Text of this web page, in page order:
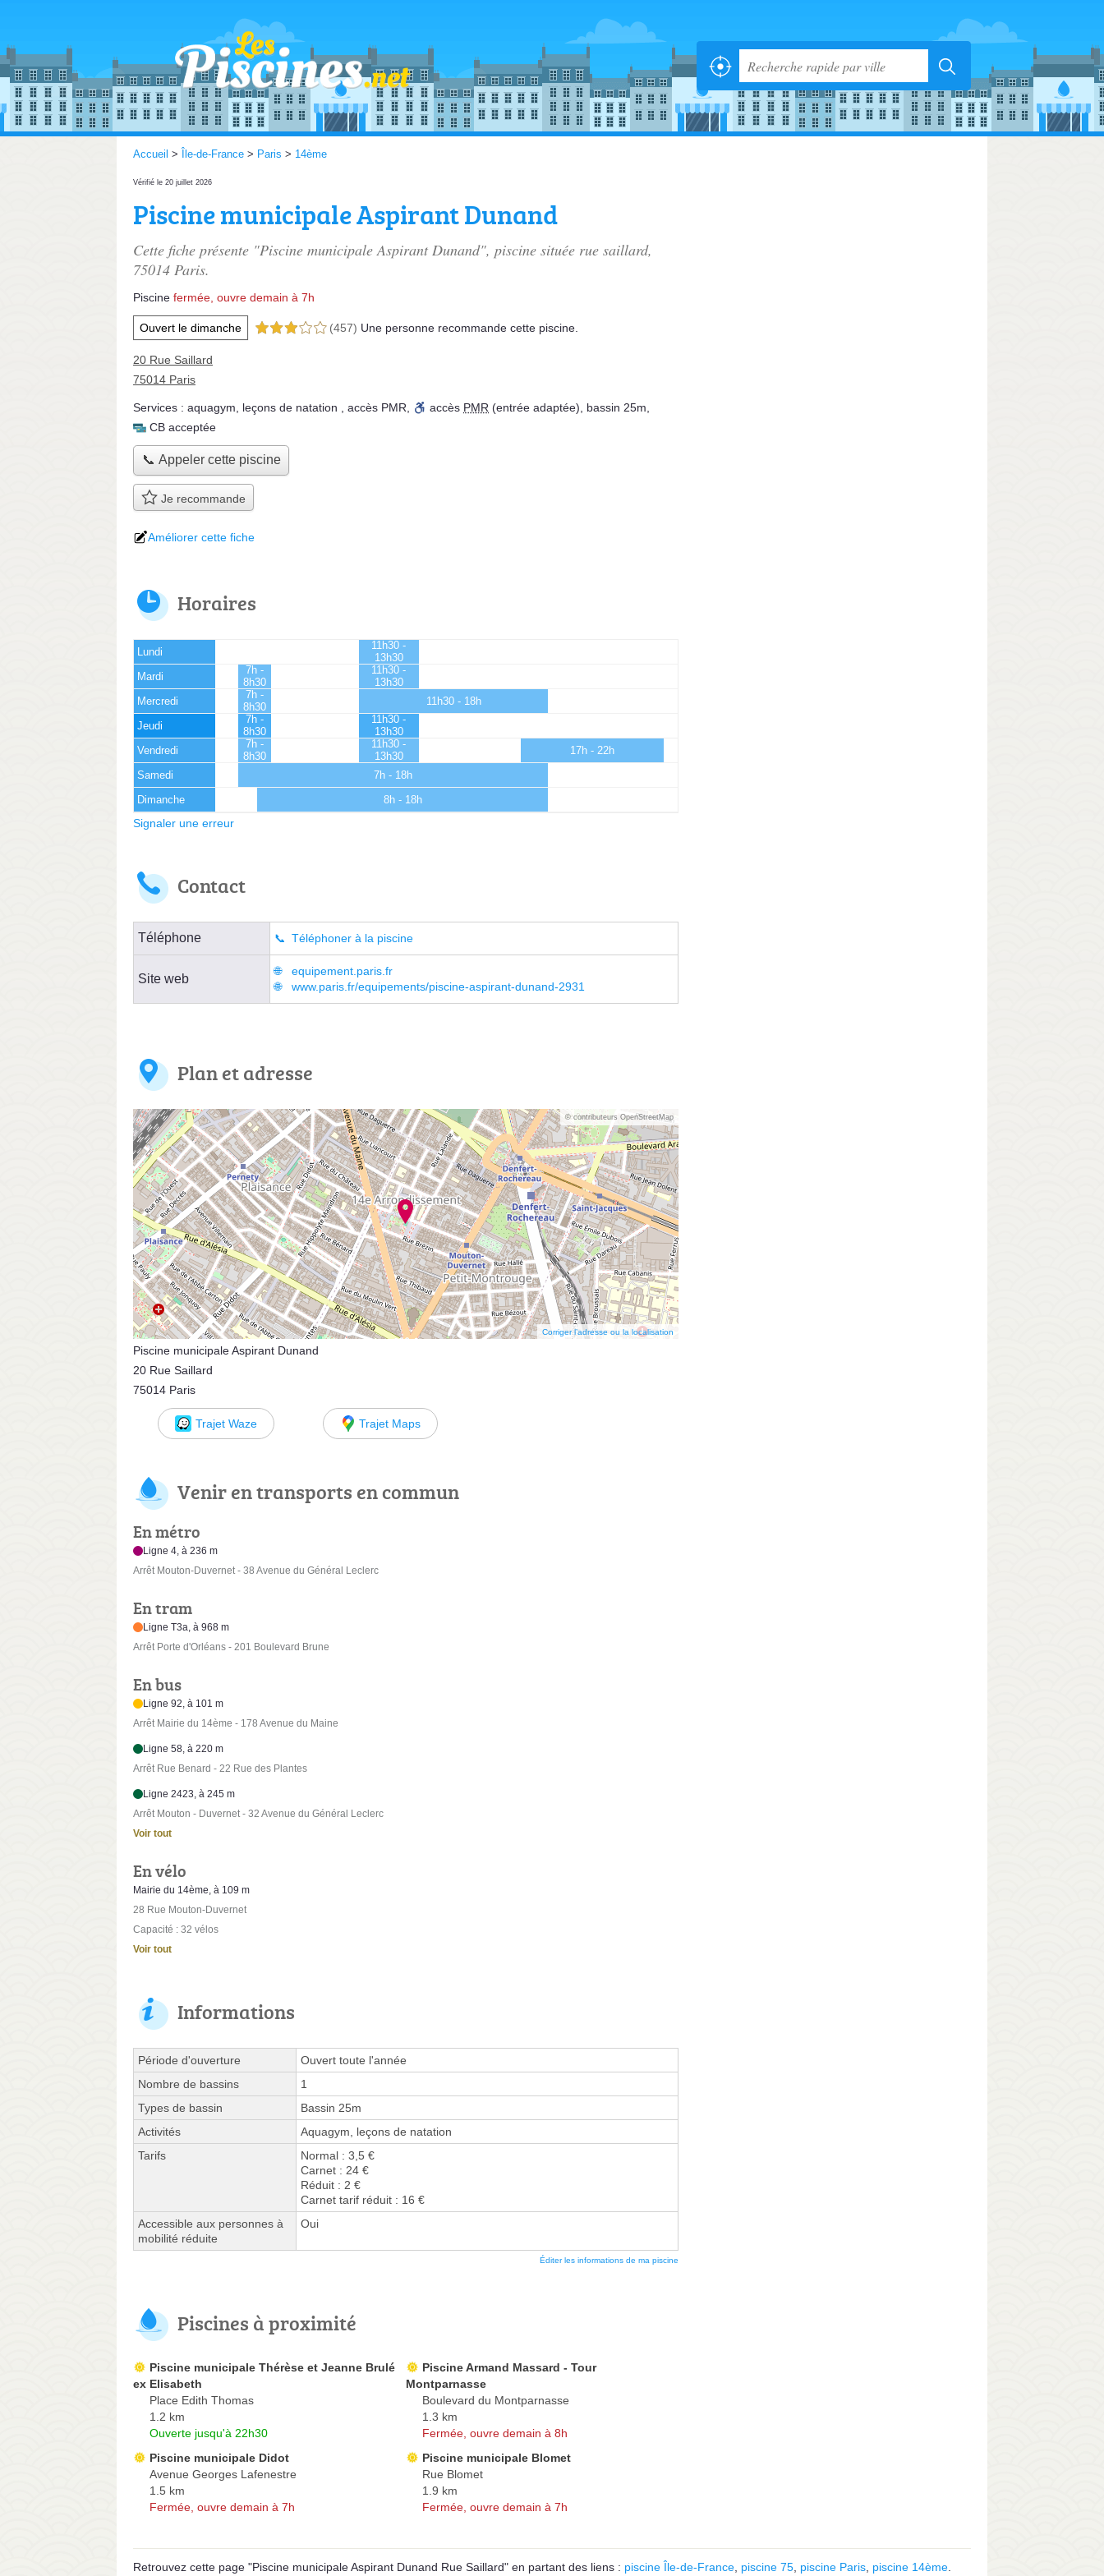
Accueil > Île-de-France > Paris > 14ème
Vérifié le 20 juillet 2026
Piscine municipale Aspirant Dunand
Cette fiche présente "Piscine municipale Aspirant Dunand", piscine située rue saillard,
75014 Paris.
Piscine fermée, ouvre demain à 7h
Ouvert le dimanche 3,0 étoiles sur 5 (457) Une personne recommande cette piscine.
20 Rue Saillard
75014 Paris
Services : aquagym leçons de natation accès PMR accès PMR (entrée adaptée) bassin 25m
CB acceptée
📞 Appeler cette piscine
Je recommande
Améliorer cette fiche
Horaires
Lundi
11h30 -
13h30
Mardi
7h -
8h30
11h30 -
13h30
Mercredi
7h -
8h30
11h30 - 18h
Jeudi
7h -
8h30
11h30 -
13h30
Vendredi
7h -
8h30
11h30 -
13h30
17h - 22h
Samedi 7h - 18h
Dimanche 8h - 18h
Signaler une erreur
Contact
Téléphone Téléphoner à la piscine
Site web
equipement.paris.fr
www.paris.fr/equipements/piscine-aspirant-dunand-2931
Plan et adresse
© contributeurs OpenStreetMap
Corriger l’adresse ou la localisation
Piscine municipale Aspirant Dunand
20 Rue Saillard
75014 Paris
Trajet Waze Trajet Maps
Venir en transports en commun
En métro
Ligne 4, à 236 m
Arrêt Mouton-Duvernet - 38 Avenue du Général Leclerc
En tram
Ligne T3a, à 968 m
Arrêt Porte d'Orléans - 201 Boulevard Brune
En bus
Ligne 92, à 101 m
Arrêt Mairie du 14ème - 178 Avenue du Maine
Ligne 58, à 220 m
Arrêt Rue Benard - 22 Rue des Plantes
Ligne 2423, à 245 m
Arrêt Mouton - Duvernet - 32 Avenue du Général Leclerc
Voir tout
En vélo
Mairie du 14ème, à 109 m
28 Rue Mouton-Duvernet
Capacité : 32 vélos
Voir tout
Informations
Période d'ouverture
Ouvert toute l'année
Nombre de bassins
1
Types de bassin
Bassin 25m
Activités
Aquagym, leçons de natation
Tarifs
Normal : 3,5 €
Carnet : 24 €
Réduit : 2 €
Carnet tarif réduit : 16 €
Accessible aux personnes à
mobilité réduite
Oui
Éditer les informations de ma piscine
Piscines à proximité
Piscine municipale Thérèse et Jeanne Brulé
ex Elisabeth
Place Edith Thomas
1.2 km
Ouverte jusqu'à 22h30
Piscine Armand Massard - Tour
Montparnasse
Boulevard du Montparnasse
1.3 km
Fermée, ouvre demain à 8h
Piscine municipale Didot
Avenue Georges Lafenestre
1.5 km
Fermée, ouvre demain à 7h
Piscine municipale Blomet
Rue Blomet
1.9 km
Fermée, ouvre demain à 7h
Retrouvez cette page "Piscine municipale Aspirant Dunand Rue Saillard" en partant des liens : piscine Île-de-France, piscine 75, piscine Paris, piscine 14ème.